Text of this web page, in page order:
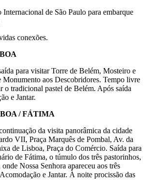
de São Paulo para embarque
conexões.
para visitar Torre de Belém, Mosteiro e
Monumento aos Descobridores. Tempo livre
o tradicional pastel de Belém. Após saída
e Jantar.
/ FÁTIMA
da visita panorâmica da cidade
VII, Praça Marquês de Pombal, Av. da
de Lisboa, Praça do Comércio. Saída para
de Fátima, o túmulo dos três pastorinhos,
Nossa Senhora apareceu aos três
e Jantar. À noite procissão das